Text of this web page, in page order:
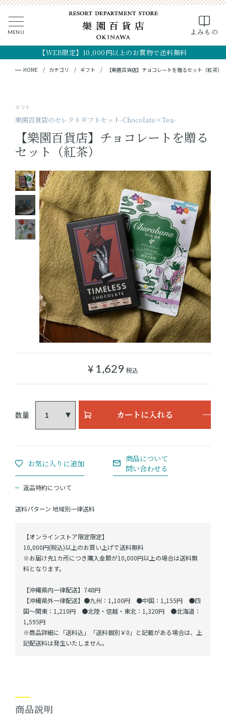
MENU よみもの
【WEB限定】10,000円以上のお買物で送料無料
CLOSE
検索
キーワード検索
MY PAGE CART
全ての商品
フード
クラフト
つくり手
OKINAWA the RYUKYU
ショッピングガイド
よみもの
実店舗のご案内
樂園百貨店について
HOME カテゴリ ギフト 【樂園百貨店】チョコレートを贈るセット（紅茶）
ギフト
樂園百貨店のセレクトギフトセット-Chocolate×Tea-
【樂園百貨店】チョコレートを贈る
セット（紅茶）
¥ 1,629 税込
送料パターン 地域別一律送料
カートに入れる
返品特約について
【オンラインストア限定限定】
10,000円(税込)以上のお買い上げで送料無料
※お届け先1カ所につき購入金額が10,000円以上の場合は送料無
料となります。
【沖縄県内一律配送】748円
【沖縄県外一律配送】●九州：1,100円 ●中国：1,155円 ●四
国～関東：1,210円 ●北陸・信越・東北：1,320円 ●北海道：
1,595円
※商品詳細に「送料込」「送料個別￥0」と記載がある場合は、上
記配送料は発生いたしません。
商品説明